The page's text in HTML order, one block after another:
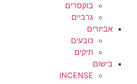
בוקסרים
גרביים
אביזרים
כובעים
תיקים
בישום
INCENSE